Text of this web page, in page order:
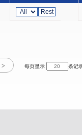
每页显示 条记